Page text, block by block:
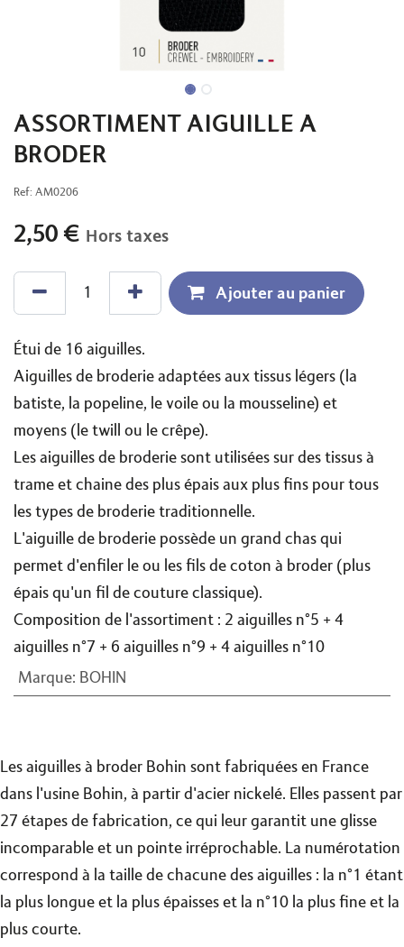
ASSORTIMENT AIGUILLE A
BRODER
Ref: AM0206
2,50 € Hors taxes
Ajouter au panier
Étui de 16 aiguilles.
Aiguilles de broderie adaptées aux tissus légers (la
batiste, la popeline, le voile ou la mousseline) et
moyens (le twill ou le crêpe).
Les aiguilles de broderie sont utilisées sur des tissus à
trame et chaine des plus épais aux plus fins pour tous
les types de broderie traditionnelle.
L'aiguille de broderie possède un grand chas qui
permet d'enfiler le ou les fils de coton à broder (plus
épais qu'un fil de couture classique).
Composition de l'assortiment : 2 aiguilles n°5 + 4
aiguilles n°7 + 6 aiguilles n°9 + 4 aiguilles n°10
Marque: BOHIN
Les aiguilles à broder Bohin sont fabriquées en France
dans l'usine Bohin, à partir d'acier nickelé. Elles passent par
27 étapes de fabrication, ce qui leur garantit une glisse
incomparable et un pointe irréprochable. La numérotation
correspond à la taille de chacune des aiguilles : la n°1 étant
la plus longue et la plus épaisses et la n°10 la plus fine et la
plus courte.